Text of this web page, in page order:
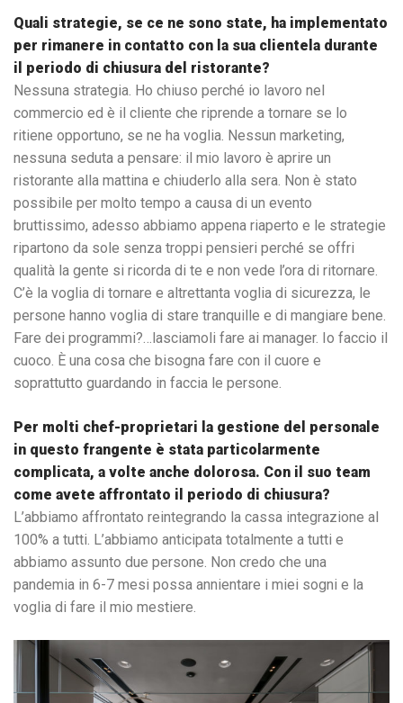
Quali strategie, se ce ne sono state, ha implementato
per rimanere in contatto con la sua clientela durante
il periodo di chiusura del ristorante?
Nessuna strategia. Ho chiuso perché io lavoro nel
commercio ed è il cliente che riprende a tornare se lo
ritiene opportuno, se ne ha voglia. Nessun marketing,
nessuna seduta a pensare: il mio lavoro è aprire un
ristorante alla mattina e chiuderlo alla sera. Non è stato
possibile per molto tempo a causa di un evento
bruttissimo, adesso abbiamo appena riaperto e le strategie
ripartono da sole senza troppi pensieri perché se offri
qualità la gente si ricorda di te e non vede l’ora di ritornare.
C’è la voglia di tornare e altrettanta voglia di sicurezza, le
persone hanno voglia di stare tranquille e di mangiare bene.
Fare dei programmi?…lasciamoli fare ai manager. Io faccio il
cuoco. È una cosa che bisogna fare con il cuore e
soprattutto guardando in faccia le persone.
Per molti chef-proprietari la gestione del personale
in questo frangente è stata particolarmente
complicata, a volte anche dolorosa. Con il suo team
come avete affrontato il periodo di chiusura?
L’abbiamo affrontato reintegrando la cassa integrazione al
100% a tutti. L’abbiamo anticipata totalmente a tutti e
abbiamo assunto due persone. Non credo che una
pandemia in 6-7 mesi possa annientare i miei sogni e la
voglia di fare il mio mestiere.